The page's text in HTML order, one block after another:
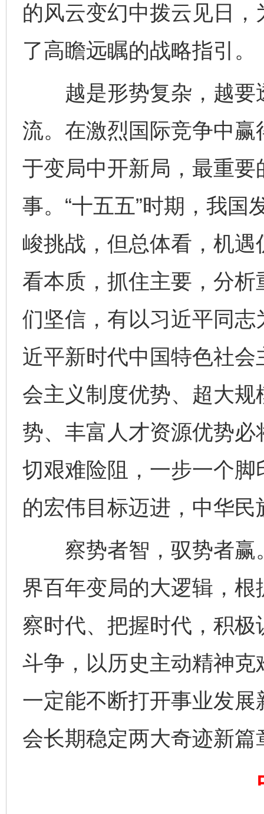
的风云变幻中拨云见日
了高瞻远瞩的战略指引。
越是形势复杂，越要
流。在激烈国际竞争中
于变局中开新局，最重
事。“十五五”时期，我国
峻挑战，但总体看，机
看本质，抓住主要，分
们坚信，有以习近平同
近平新时代中国特色社
会主义制度优势、超大
势、丰富人才资源优势
切艰难险阻，一步一个
的宏伟目标迈进，中华
察势者智，驭势者赢
界百年变局的大逻辑，
察时代、把握时代，积
斗争，以历史主动精神
一定能不断打开事业发
会长期稳定两大奇迹新篇
完善运行机制助力责任有效落实 一纸欠